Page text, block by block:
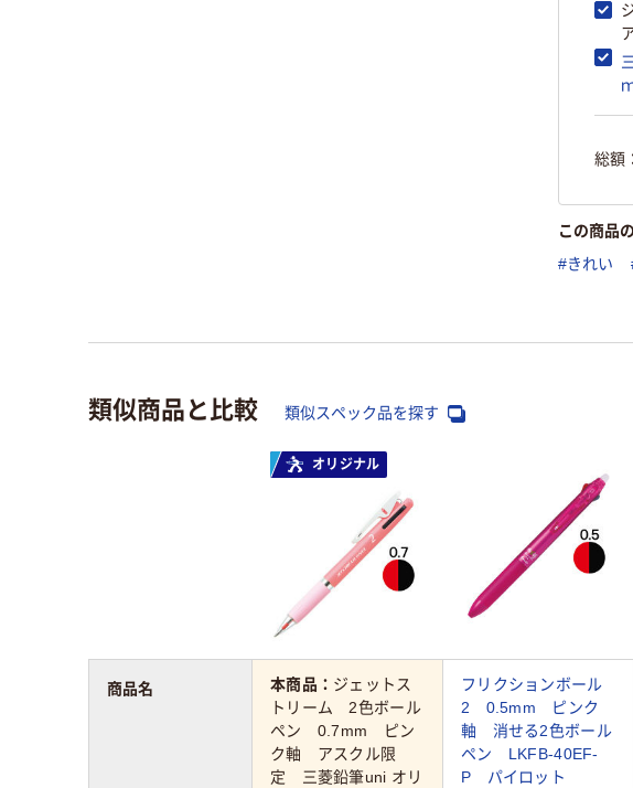
総額：
この商品
#きれい
類似商品と比較 類似スペック品を探す
オリジナル
本商品： ジェットス
トリーム 2色ボール
ペン 0.7mm ピン
ク軸 アスクル限
定 三菱鉛筆uni オリ
フリクションボール
2 0.5mm ピンク
軸 消せる2色ボール
ペン LKFB-40EF-
P パイロット
商品名